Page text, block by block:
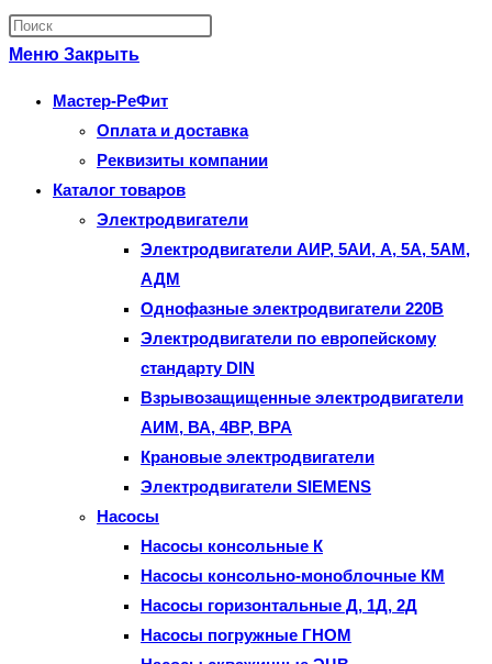
поиск
по
сайту
закрыть
панель
Меню Закрыть
Мастер-РеФит
Оплата и доставка
Реквизиты компании
Каталог товаров
Электродвигатели
Электродвигатели АИР, 5АИ, А, 5А, 5АМ,
АДМ
Однофазные электродвигатели 220В
Электродвигатели по европейскому
стандарту DIN
Взрывозащищенные электродвигатели
АИМ, ВА, 4ВР, ВРА
Крановые электродвигатели
Электродвигатели SIEMENS
Насосы
Насосы консольные К
Насосы консольно-моноблочные КМ
Насосы горизонтальные Д, 1Д, 2Д
Насосы погружные ГНОМ